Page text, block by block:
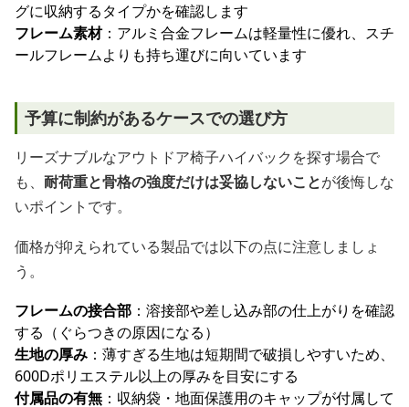
グに収納するタイプかを確認します
フレーム素材：アルミ合金フレームは軽量性に優れ、スチ
ールフレームよりも持ち運びに向いています
予算に制約があるケースでの選び方
リーズナブルなアウトドア椅子ハイバックを探す場合で
も、 耐荷重と骨格の強度だけは妥協しないことが後悔しな
いポイントです。
価格が抑えられている製品では以下の点に注意しましょ
う。
フレームの接合部 ：溶接部や差し込み部の仕上がりを確認
する（ぐらつきの原因になる）
生地の厚み ：薄すぎる生地は短期間で破損しやすいため、
600Dポリエステル以上の厚みを目安にする
付属品の有無 ：収納袋・地面保護用のキャップが付属して